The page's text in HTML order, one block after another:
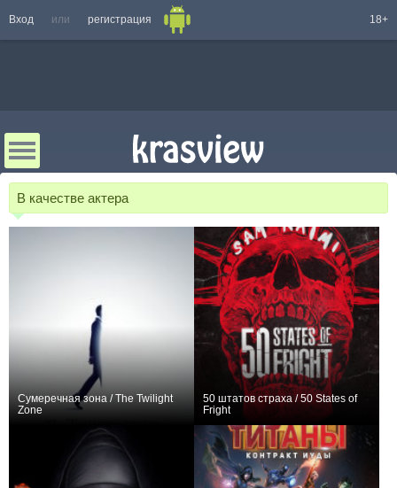
Вход или регистрация 18+
В качестве актера
Сумеречная зона / The Twilight
Zone
50 штатов страха / 50 States of
Fright